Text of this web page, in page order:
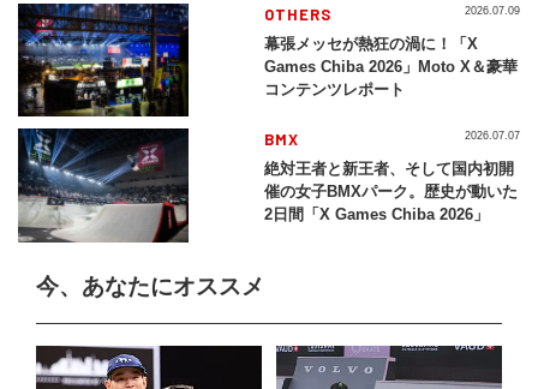
2026」
OTHERS
幕張メッセが熱狂の渦に！「X
Games Chiba 2026」Moto X＆豪華
コンテンツレポート
2026.07.09
BMX
絶対王者と新王者、そして国内初開
催の女子BMXパーク。歴史が動いた
2日間「X Games Chiba 2026」
2026.07.07
今、あなたにオススメ